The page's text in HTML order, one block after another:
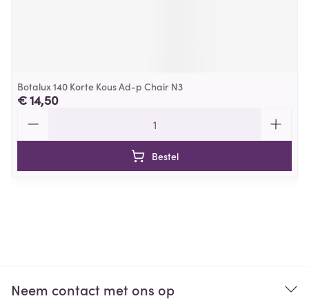
Botalux 140 Korte Kous Ad-p Chair N3
€ 14,50
Bestel
Neem contact met ons op